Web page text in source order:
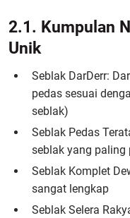
2.1. Kumpulan
Unik
Seblak DarDerr:
pedas sesuai
seblak)
Seblak Pedas
seblak yang paling
Seblak Komplet
sangat lengkap
Seblak Selera